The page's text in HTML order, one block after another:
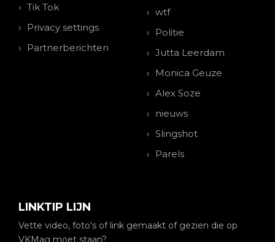
Tik Tok
Privacy settings
Partnerberichten
wtf
Politie
Jutta Leerdam
Monica Geuze
Alex Soze
nieuws
Slingshot
Parels
LINKTIP LIJN
Vette video, foto's of link gemaakt of gezien die op
VKMag moet staan?